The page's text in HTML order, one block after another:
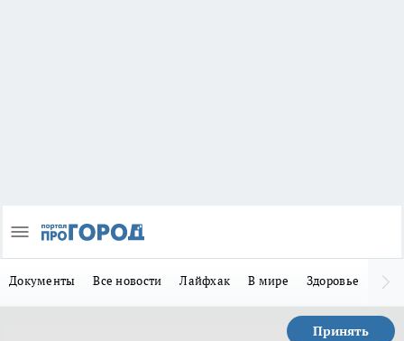
Документы Все новости Лайфхак В мире Здоровье
Принять